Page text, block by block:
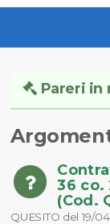
Pareri in
36 co.
(Cod.
QUESITO del 19/